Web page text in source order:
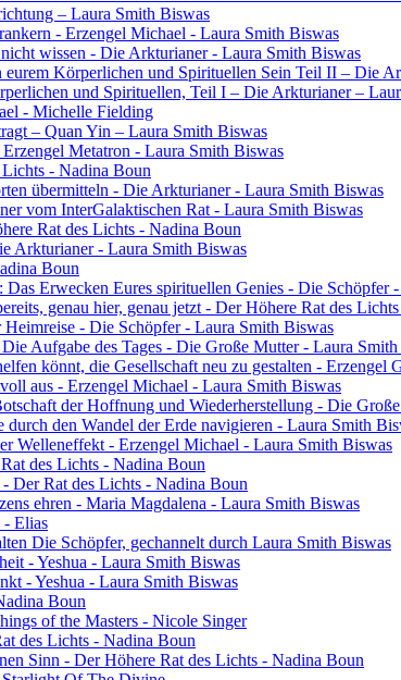
– Laura Smith Biswas
- Erzengel Michael - Laura Smith Biswas
wissen - Die Arkturianer - Laura Smith Biswas
eurem Körperlichen und Spirituellen Sein Teil II – Die
und Spirituellen, Teil I – Die Arkturianer –
- Michelle Fielding
– Quan Yin – Laura Smith Biswas
Metatron - Laura Smith Biswas
- Nadina Boun
übermitteln - Die Arkturianer - Laura Smith Biswas
vom InterGalaktischen Rat - Laura Smith Biswas
Rat des Lichts - Nadina Boun
Arkturianer - Laura Smith Biswas
Boun
Das Erwecken Eures spirituellen Genies - Die Schöpfer
genau hier, genau jetzt - Der Höhere Rat des
- Die Schöpfer - Laura Smith Biswas
Aufgabe des Tages - Die Große Mutter - Laura
könnt, die Gesellschaft neu zu gestalten - Erzengel
aus - Erzengel Michael - Laura Smith Biswas
der Hoffnung und Wiederherstellung - Die
den Wandel der Erde navigieren - Laura Smith
Welleneffekt - Erzengel Michael - Laura Smith Biswas
des Lichts - Nadina Boun
Der Rat des Lichts - Nadina Boun
ehren - Maria Magdalena - Laura Smith Biswas
- Elias
Die Schöpfer, gechannelt durch Laura Smith Biswas
- Yeshua - Laura Smith Biswas
- Yeshua - Laura Smith Biswas
Boun
of the Masters - Nicole Singer
des Lichts - Nadina Boun
Sinn - Der Höhere Rat des Lichts - Nadina Boun